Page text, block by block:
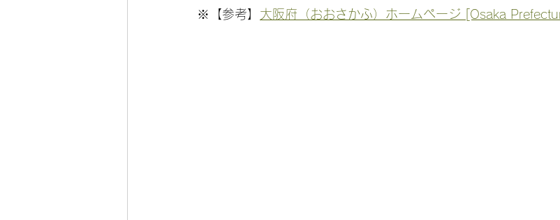
※【参考】 大阪府（おおさかふ）ホームページ [Osaka